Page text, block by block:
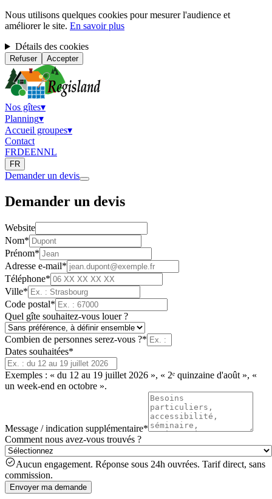
Nous utilisons quelques cookies pour mesurer l'audience et
améliorer le site. En savoir plus
Détails des cookies
Refuser Accepter
Nos gîtes▾
Planning▾
Accueil groupes▾
Contact
FRDEENNL
FR
Demander un devis
Demander un devis
Website
Nom*
Prénom*
Adresse e-mail*
Téléphone*
Ville*
Code postal*
Quel gîte souhaitez-vous louer ?
Combien de personnes serez-vous ?*
Dates souhaitées*
Exemples : « du 12 au 19 juillet 2026 », « 2ᵉ quinzaine d'août », «
un week-end en octobre ».
Message / indication supplémentaire*
Comment nous avez-vous trouvés ?
Aucun engagement. Réponse sous 24h ouvrées. Tarif direct, sans
commission.
Envoyer ma demande